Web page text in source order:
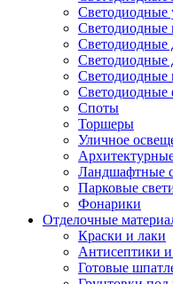
Светодиодные
Светодиодные
Светодиодные
Светодиодные
Светодиодные
Светодиодные
Споты
Торшеры
Уличное
Ландшафтные
Парковые
Фонарики
Отделочные
Краски и лаки
Антисептики
Готовые